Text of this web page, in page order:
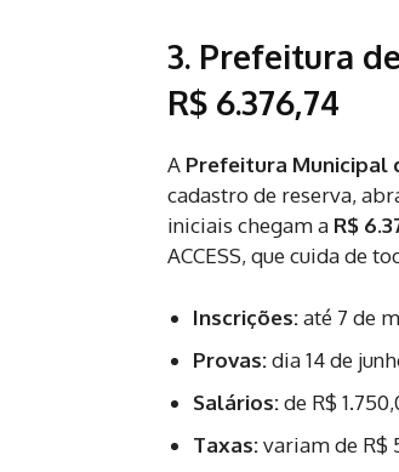
3. Prefeitura
R$ 6.376,74
A Prefeitura Municipal
cadastro de reserva,
iniciais chegam a R$
ACCESS, que cuida de
Inscrições:até 7 de
Provas:dia 14 de
Salários:de R$
Taxas:variam de R$